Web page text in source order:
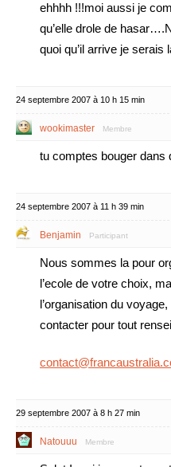
ehhhh !!!moi aussi je
qu’elle drole de
quoi qu’il arrive je
24 septembre 2007 à 10 h 15 min
wookimaster Membre
tu comptes bouger dans
24 septembre 2007 à 11 h 39 min
Benjamin Participant
Nous sommes la pour
l’ecole de votre choix,
l’organisation du
contacter pour tout
29 septembre 2007 à 8 h 27 min
Natouuu Membre